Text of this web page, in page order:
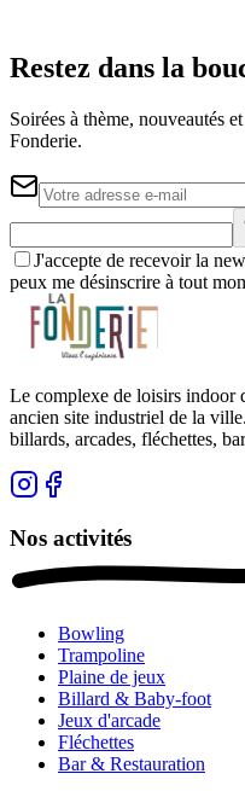
Restez dans la
Soirées à thème, nouveautés
Fonderie.
J'accepte de recevoir la
peux me désinscrire à tout
Le complexe de loisirs indoor
ancien site industriel de la
billards, arcades, fléchettes,
Nos activités
Bowling
Trampoline
Plaine de jeux
Billard & Baby-foot
Jeux d'arcade
Fléchettes
Bar & Restauration